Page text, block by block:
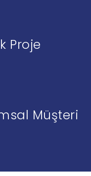
Proje
Müşteri